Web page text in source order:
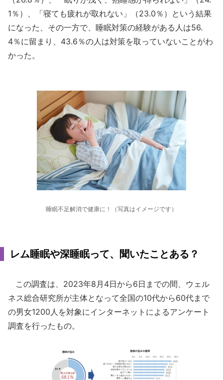
1％）、「寝ても疲れが取れない」（23.0％）という結果
になった、その一方で、睡眠対策の経験がある人は56.
4％に留まり、43.6％の人は対策を取っていないことがわ
かった。
睡眠不足解消で健康に！（写真はイメージです）
レム睡眠や深睡眠って、聞いたことある？
この調査は、2023年8月4日から6日までの間、ウェル
ネス総合研究所が主体となって全国の10代から60代まで
の男女1200人を対象にインターネットによるアンケート
調査を行ったもの。